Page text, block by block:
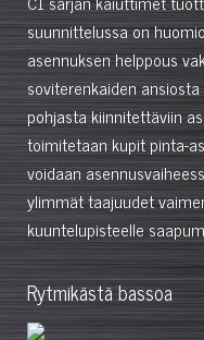
suunnittelussa on
asennuksen helppous
soviterenkaiden
pohjasta kiinnitettäviin
toimitetaan kupit pinta-
voidaan
ylimmät taajuudet
kuuntelupisteelle
Rytmikästä bassoa